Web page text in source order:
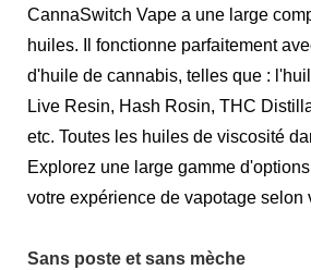
CannaSwitch Vape a une large
huiles. Il fonctionne parfaitement
d'huile de cannabis, telles que :
Live Resin, Hash Rosin, THC
etc. Toutes les huiles de viscosité
Explorez une large gamme
votre expérience de vapotage selon
Sans poste et sans mèche